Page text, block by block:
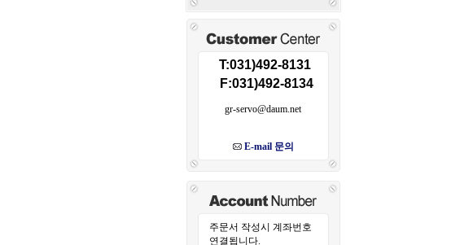
T:031)492-8131
F:031)492-8134
gr-servo@daum.net
E-mail 문의
주문서 작성시 계좌번호
연결됩니다.